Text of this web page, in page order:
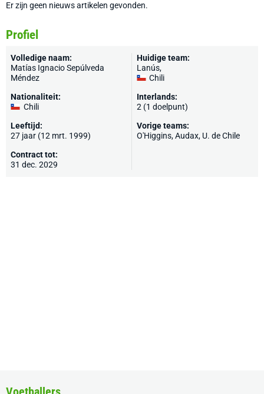
Er zijn geen nieuws artikelen gevonden.
Profiel
Volledige naam:
Matías Ignacio Sepúlveda
Méndez
Nationaliteit:
Chili
Leeftijd:
27 jaar (12 mrt. 1999)
Contract tot:
31 dec. 2029
Huidige team:
Lanús,
Chili
Interlands:
2 (1 doelpunt)
Vorige teams:
O'Higgins, Audax, U. de Chile